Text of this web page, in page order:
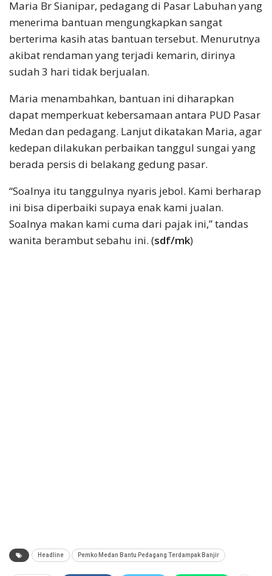
Maria Br Sianipar, pedagang di Pasar Labuhan yang
menerima bantuan mengungkapkan sangat
berterima kasih atas bantuan tersebut. Menurutnya
akibat rendaman yang terjadi kemarin, dirinya
sudah 3 hari tidak berjualan.
Maria menambahkan, bantuan ini diharapkan
dapat memperkuat kebersamaan antara PUD Pasar
Medan dan pedagang. Lanjut dikatakan Maria, agar
kedepan dilakukan perbaikan tanggul sungai yang
berada persis di belakang gedung pasar.
“Soalnya itu tanggulnya nyaris jebol. Kami berharap
ini bisa diperbaiki supaya enak kami jualan.
Soalnya makan kami cuma dari pajak ini,” tandas
wanita berambut sebahu ini. (sdf/mk)
Headline Pemko Medan Bantu Pedagang Terdampak Banjir